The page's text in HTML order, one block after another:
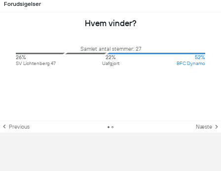
Forudsigelser
Hvem vinder?
Samlet antal stemmer: 27
26%
SV Lichtenberg 47
22%
Uafgjort
52%
BFC Dynamo
Previous Næste